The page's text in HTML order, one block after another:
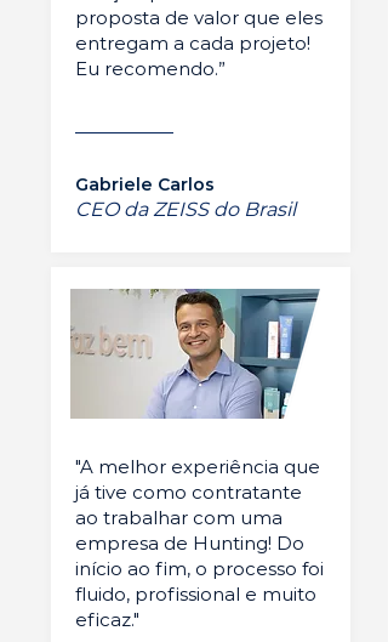
proposta de valor que eles
entregam a cada projeto!
Eu recomendo.”
Gabriele Carlos
CEO da ZEISS do Brasil
"A melhor experiência que
já tive como contratante
ao trabalhar com uma
empresa de Hunting! Do
início ao fim, o processo foi
fluido, profissional e muito
eficaz."